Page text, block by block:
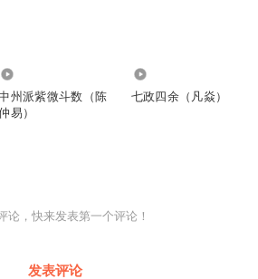
州派紫微斗数（陈
易）
七政四余（凡焱）
论，快来发表第一个评论！
发表评论